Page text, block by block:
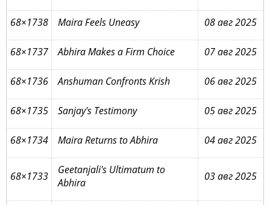
68×1738 Maira Feels Uneasy 08 авг 2025
68×1737 Abhira Makes a Firm Choice 07 авг 2025
68×1736 Anshuman Confronts Krish 06 авг 2025
68×1735 Sanjay's Testimony 05 авг 2025
68×1734 Maira Returns to Abhira 04 авг 2025
68×1733
Geetanjali's Ultimatum to
Abhira
03 авг 2025